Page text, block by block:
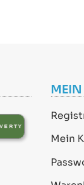
Mein